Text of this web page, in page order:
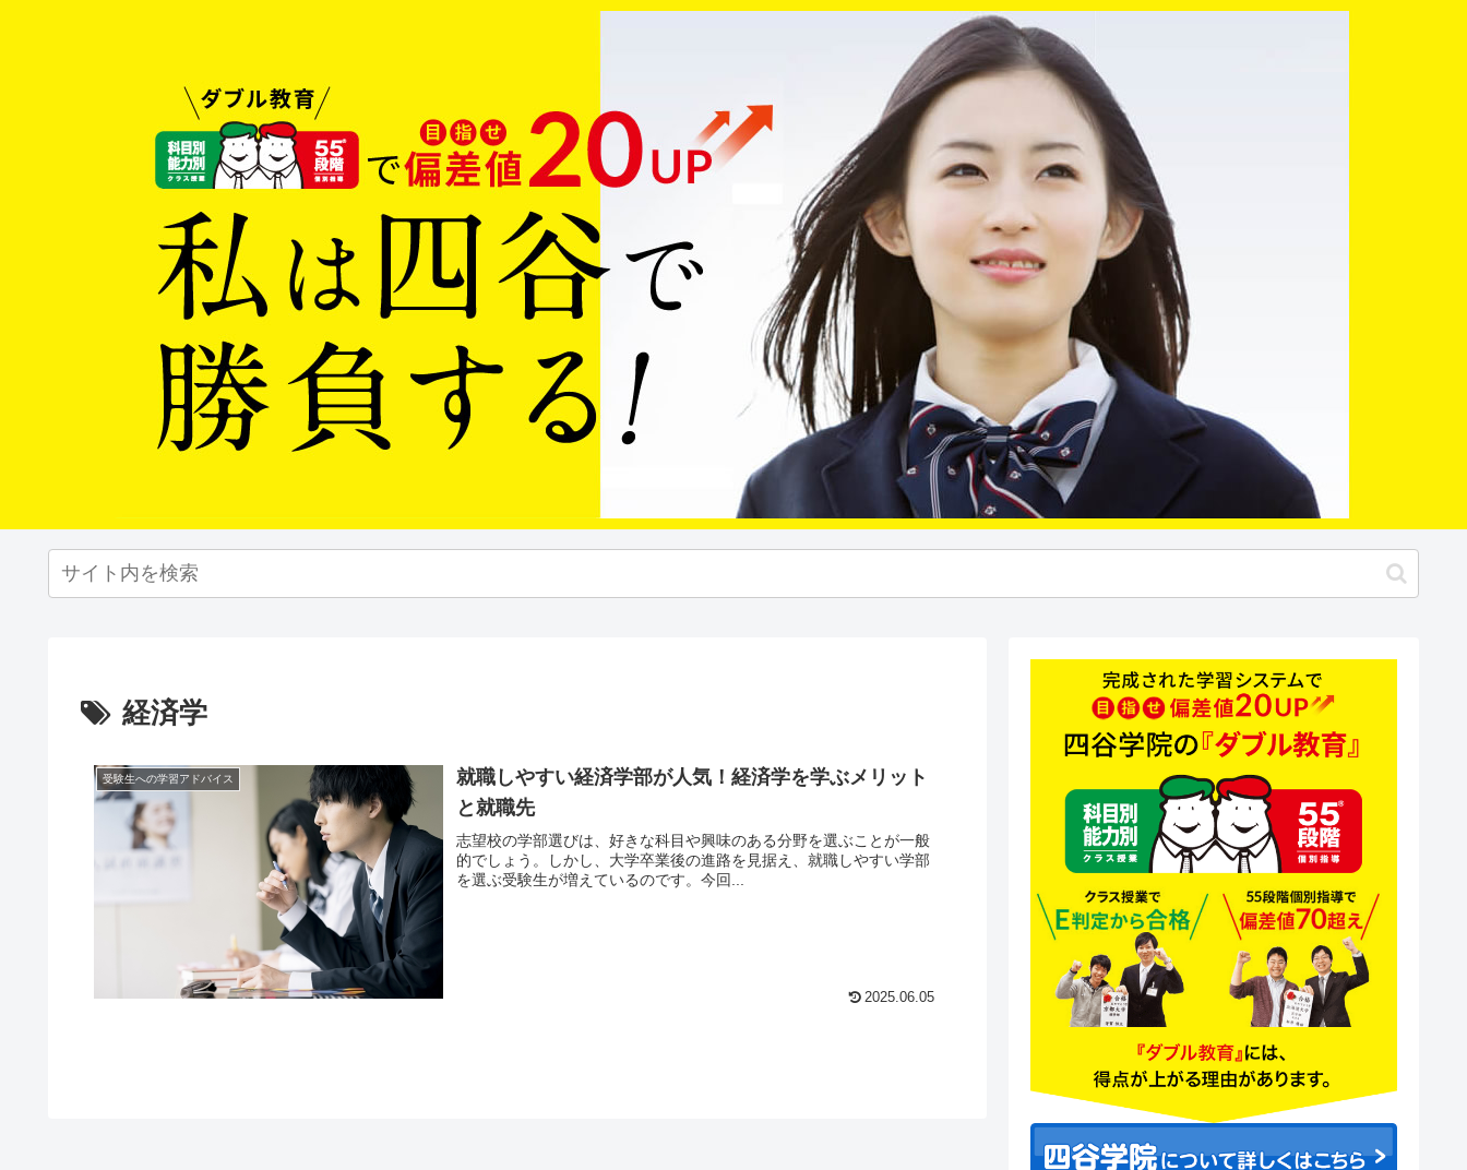
経済学
受験生への学習アドバイス
就職しやすい経済学部が人気！経済学を学ぶメリット
と就職先
志望校の学部選びは、好きな科目や興味のある分野を選ぶことが一般
的でしょう。しかし、大学卒業後の進路を見据え、就職しやすい学部
を選ぶ受験生が増えているのです。今回...
2025.06.05